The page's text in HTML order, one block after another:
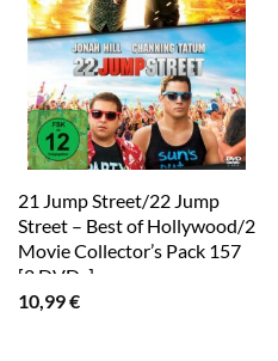
21 Jump Street/22 Jump
Street – Best of Hollywood/2
Movie Collector’s Pack 157
[2 DVDs]
10,99€